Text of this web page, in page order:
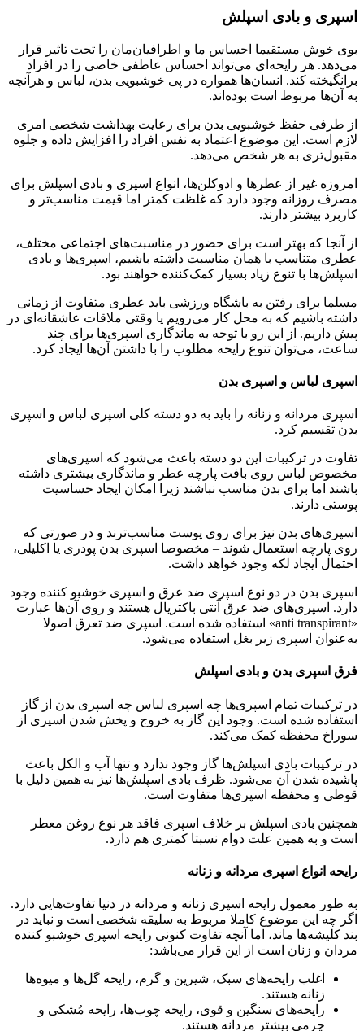
اسپری و بادی اسپلش
بوی خوش مستقیما احساس ما و اطرافیان‌مان را تحت تاثیر قرار
می‌دهد. هر رایحه‌ای می‌تواند احساس عاطفی خاصی را در افراد
برانگیخته کند. انسان‌ها همواره در پی خوشبویی بدن، لباس و هرآنچه
به آن‌ها مربوط است بوده‌اند.
از طرفی حفظ خوشبویی بدن برای رعایت بهداشت شخصی امری
لازم است. این موضوع اعتماد به نفس افراد را افزایش داده و جلوه
مقبول‌تری به هر شخص می‌دهد.
امروزه غیر از عطرها و ادوکلن‌ها، انواع اسپری و بادی اسپلش برای
مصرف روزانه وجود دارد که غلظت کمتر اما قیمت مناسب‌تر و
کاربرد بیشتر دارند.
از آنجا که بهتر است برای حضور در مناسبت‌های اجتماعی مختلف،
عطری متناسب با همان مناسبت داشته باشیم، اسپری‌ها و بادی
اسپلش‌ها با تنوع زیاد بسیار کمک‌کننده خواهند بود.
مسلما برای رفتن به باشگاه ورزشی باید عطری متفاوت از زمانی
داشته باشیم که به محل کار می‌رویم یا وقتی ملاقات عاشقانه‌ای در
پیش داریم. از این رو با توجه به ماندگاری اسپری‌ها برای چند
ساعت، می‌توان تنوع رایحه مطلوب را با داشتن آن‌ها ایجاد کرد.
اسپری لباس و اسپری بدن
اسپری مردانه و زنانه را باید به دو دسته کلی اسپری لباس و اسپری
بدن تقسیم کرد.
تفاوت در ترکیبات این دو دسته باعث می‌شود که اسپری‌های
مخصوص لباس روی بافت پارچه عطر و ماندگاری بیشتری داشته
باشند اما برای بدن مناسب نباشند زیرا امکان ایجاد حساسیت
پوستی دارند.
اسپری‌های بدن نیز برای روی پوست مناسب‌ترند و در صورتی که
روی پارچه استعمال شوند – مخصوصا اسپری بدن پودری یا اکلیلی،
احتمال ایجاد لکه وجود خواهد داشت.
اسپری بدن در دو نوع اسپری ضد عرق و اسپری خوشبو کننده وجود
دارد. اسپری‌های ضد عرق آنتی باکتریال هستند و روی آن‌ها عبارت
«anti transpirant» استفاده شده است. اسپری ضد تعرق اصولا
به‌عنوان اسپری زیر بغل استفاده می‌شود.
فرق اسپری بدن و بادی اسپلش
در ترکیبات تمام اسپری‌ها چه اسپری لباس چه اسپری بدن از گاز
استفاده شده است. وجود این گاز به خروج و پخش شدن اسپری از
سوراخ محفظه کمک می‌کند.
در ترکیبات بادی اسپلش‌ها گاز وجود ندارد و تنها آب و الکل باعث
پاشیده شدن آن می‌شود. ظرف بادی اسپلش‌ها نیز به همین دلیل با
قوطی و محفظه اسپری‌ها متفاوت است.
همچنین بادی اسپلش بر خلاف اسپری فاقد هر نوع روغن‌ معطر
است و به همین علت دوام نسبتا کمتری هم دارد.
رایحه انواع اسپری مردانه و زنانه
به طور معمول رایحه اسپری زنانه و مردانه در دنیا تفاوت‌هایی دارد.
اگر چه این موضوع کاملا مربوط به سلیقه شخصی است و نباید در
بند کلیشه‌ها ماند، اما آنچه تفاوت کنونی رایحه اسپری خوشبو کننده
مردان و زنان است از این قرار می‌باشد:
اغلب رایحه‌های سبک، شیرین و گرم، رایحه گل‌ها و میوه‌ها
زنانه هستند.
رایحه‌های سنگین و قوی، رایحه چوب‌ها، رایحه مُشکی و
چرمی بیشتر مردانه هستند.